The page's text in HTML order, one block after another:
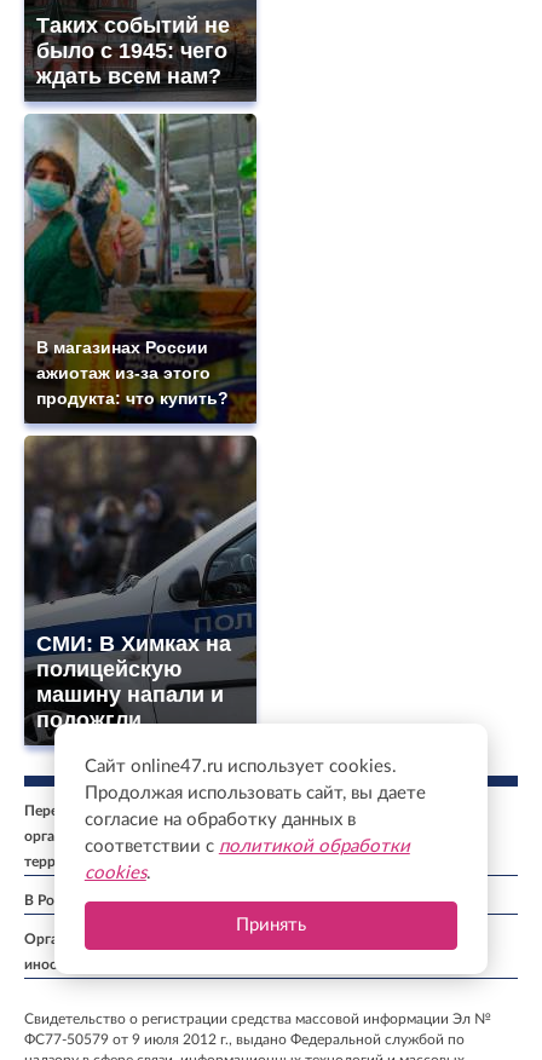
Таких событий не
было с 1945: чего
ждать всем нам?
В магазинах России
ажиотаж из-за этого
продукта: что купить?
СМИ: В Химках на
полицейскую
машину напали и
подожгли.
Перечень иностранных и международных неправительственных
организаций, деятельность которых признана нежелательной на
территории Российской Федерации: ↓
В России признаны экстремистскими и запрещены организации: ↓
Организации, СМИ и физические лица, признанные в России
иностранными агентами: ↓
Свидетельство о регистрации средства массовой информации Эл №
ФС77-50579 от 9 июля 2012 г., выдано Федеральной службой по
Сайт online47.ru использует cookies.
Продолжая использовать сайт, вы даете
согласие на обработку данных в
соответствии с политикой обработки
cookies.
Принять